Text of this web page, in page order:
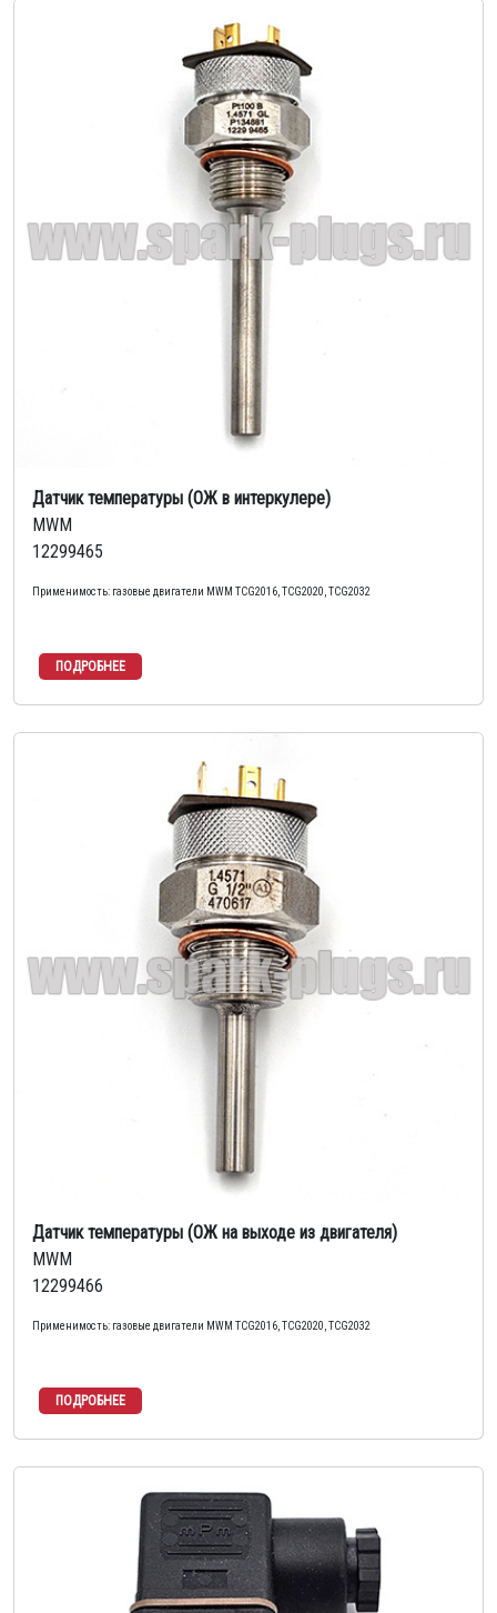
Датчик температуры (ОЖ в интеркулере)
MWM
12299465
Применимость: газовые двигатели MWM TCG2016, TCG2020, TCG2032
Датчик температуры (ОЖ на выходе из двигателя)
MWM
12299466
Применимость: газовые двигатели MWM TCG2016, TCG2020, TCG2032